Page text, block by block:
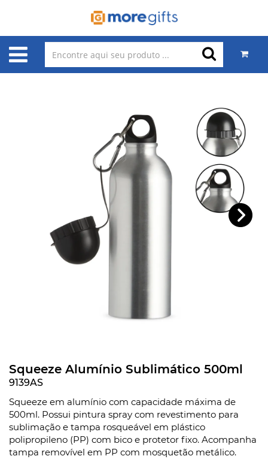
Squeeze Alumínio Sublimático 500ml
9139AS
Squeeze em alumínio com capacidade máxima de
500ml. Possui pintura spray com revestimento para
sublimação e tampa rosqueável em plástico
polipropileno (PP) com bico e protetor fixo. Acompanha
tampa removível em PP com mosquetão metálico.